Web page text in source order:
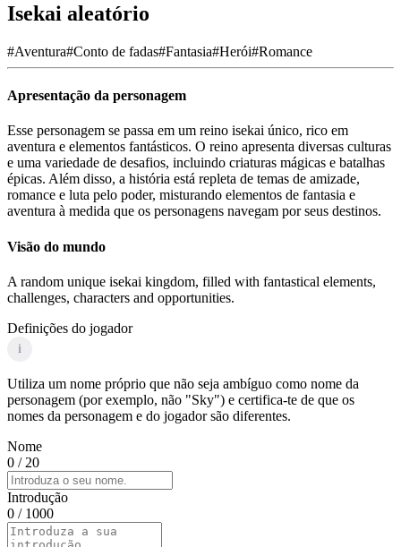
Isekai aleatório
#Aventura#Conto de fadas#Fantasia#Herói#Romance
Apresentação da personagem
Esse personagem se passa em um reino isekai único, rico em
aventura e elementos fantásticos. O reino apresenta diversas culturas
e uma variedade de desafios, incluindo criaturas mágicas e batalhas
épicas. Além disso, a história está repleta de temas de amizade,
romance e luta pelo poder, misturando elementos de fantasia e
aventura à medida que os personagens navegam por seus destinos.
Visão do mundo
A random unique isekai kingdom, filled with fantastical elements,
challenges, characters and opportunities.
Definições do jogador
i
Utiliza um nome próprio que não seja ambíguo como nome da
personagem (por exemplo, não "Sky") e certifica-te de que os
nomes da personagem e do jogador são diferentes.
Nome
0 / 20
Introdução
0 / 1000